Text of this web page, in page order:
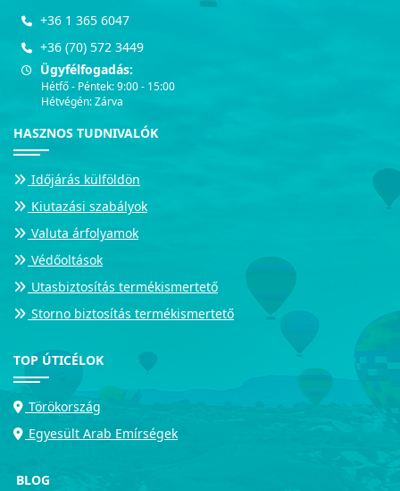
+36 1 365 6047
+36 (70) 572 3449
Ügyfélfogadás:
Hétfő - Péntek: 9:00 - 15:00
Hétvégén: Zárva
HASZNOS TUDNIVALÓK
Időjárás külföldön
Kiutazási szabályok
Valuta árfolyamok
Védőoltások
Utasbiztosítás termékismertető
Storno biztosítás termékismertető
TOP ÚTICÉLOK
Törökország
Egyesült Arab Emírségek
BLOG